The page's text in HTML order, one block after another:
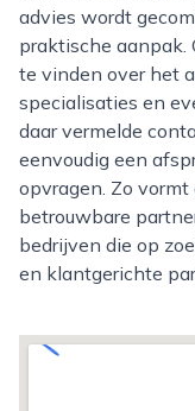
advies wordt
praktische aanpak.
te vinden over het
specialisaties en
daar vermelde
eenvoudig een
opvragen. Zo
betrouwbare
bedrijven die op
en klantgerichte